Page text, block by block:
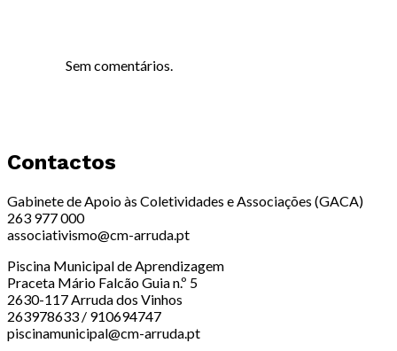
Sem comentários.
Contactos
Gabinete de Apoio às Coletividades e Associações (GACA)
263 977 000
associativismo@cm-arruda.pt
Piscina Municipal de Aprendizagem
Praceta Mário Falcão Guia n.º 5
2630-117 Arruda dos Vinhos
263978633 / 910694747
piscinamunicipal@cm-arruda.pt